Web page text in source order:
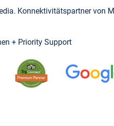
Konnektivitätspartner von
+ Priority Support